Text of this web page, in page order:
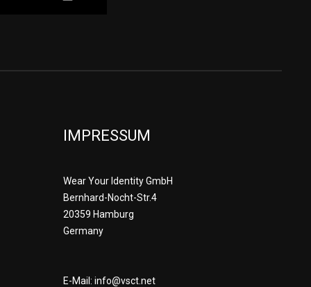
IMPRESSUM
Wear Your Identity GmbH
Bernhard-Nocht-Str.4
20359 Hamburg
Germany
E-Mail: info@vsct.net